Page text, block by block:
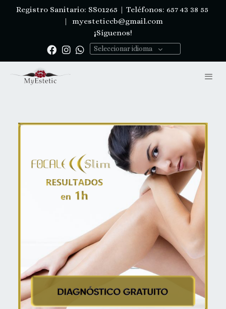
Registro Sanitario: SS01265 | Teléfonos: 657 43 38 55
|
myesteticcb@gmail.com
¡Síguenos!
Seleccionar idioma